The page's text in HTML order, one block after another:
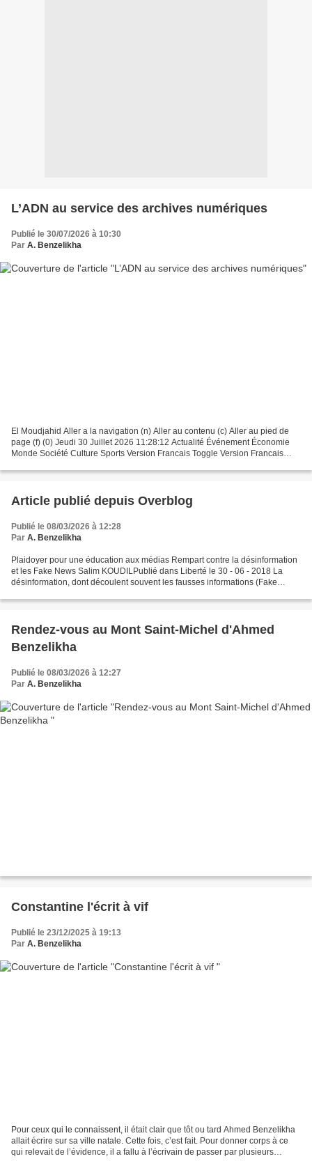
L’ADN au service des archives numériques
Publié le 30/07/2026 à 10:30
Par A. Benzelikha
El Moudjahid Aller a la navigation (n) Aller au contenu (c) Aller au pied de
page (f) (0) Jeudi 30 Juillet 2026 11:28:12 Actualité Événement Économie
Monde Société Culture Sports Version Francais Toggle Version Francais
Article publié depuis Overblog
Publié le 08/03/2026 à 12:28
Par A. Benzelikha
Plaidoyer pour une éducation aux médias Rempart contre la désinformation
et les Fake News Salim KOUDILPublié dans Liberté le 30 - 06 - 2018 La
désinformation, dont découlent souvent les fausses informations (Fake
Rendez-vous au Mont Saint-Michel d'Ahmed
Benzelikha
Publié le 08/03/2026 à 12:27
Par A. Benzelikha
Constantine l'écrit à vif
Publié le 23/12/2025 à 19:13
Par A. Benzelikha
Pour ceux qui le connaissent, il était clair que tôt ou tard Ahmed Benzelikha
allait écrire sur sa ville natale. Cette fois, c’est fait. Pour donner corps à ce
qui relevait de l’évidence, il a fallu à l’écrivain de passer par plusieurs